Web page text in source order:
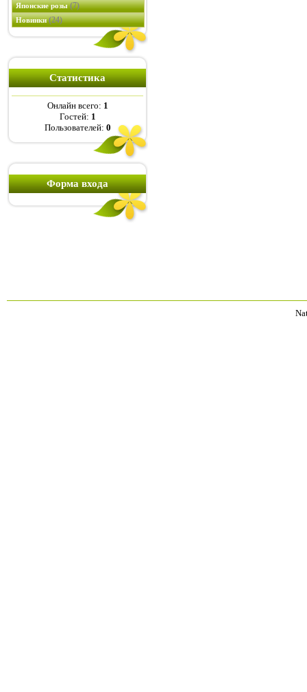
Японские розы(7)
Новинки(24)
Статистика
Онлайн всего: 1
Гостей: 1
Пользователей: 0
Форма входа